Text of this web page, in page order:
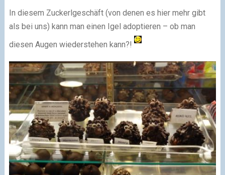
In diesem Zuckerlgeschäft (von denen es hier mehr gibt
als bei uns) kann man einen Igel adoptieren – ob man
diesen Augen wiederstehen kann?!